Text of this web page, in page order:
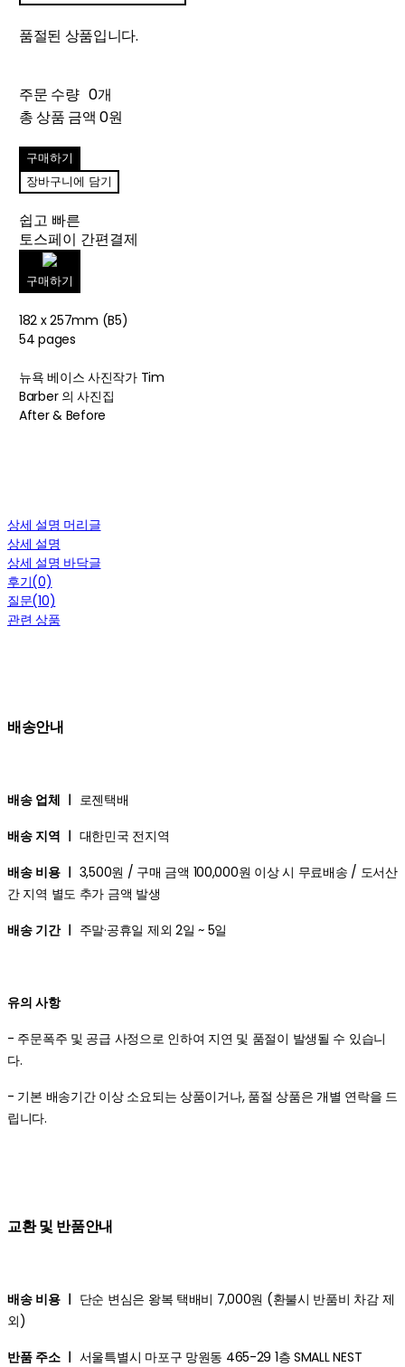
품절된 상품입니다.
주문 수량 0개
총 상품 금액 0원
구매하기
장바구니에 담기
쉽고 빠른
토스페이 간편결제
구매하기
182 x 257mm (B5)
54 pages
뉴욕 베이스 사진작가 Tim
Barber 의 사진집
After & Before
상세 설명 머리글
상세 설명
상세 설명 바닥글
후기(0)
질문(10)
관련 상품
배송안내
배송 업체 ㅣ 로젠택배
배송 지역 ㅣ 대한민국 전지역
배송 비용 ㅣ 3,500원 / 구매 금액 100,000원 이상 시 무료배송 / 도서산
간 지역 별도 추가 금액 발생
배송 기간 ㅣ 주말·공휴일 제외 2일 ~ 5일
유의 사항
- 주문폭주 및 공급 사정으로 인하여 지연 및 품절이 발생될 수 있습니
다.
- 기본 배송기간 이상 소요되는 상품이거나, 품절 상품은 개별 연락을 드
립니다.
교환 및 반품안내
배송 비용 ㅣ 단순 변심은 왕복 택배비 7,000원 (환불시 반품비 차감 제
외)
반품 주소 ㅣ 서울특별시 마포구 망원동 465-29 1층 SMALL NEST